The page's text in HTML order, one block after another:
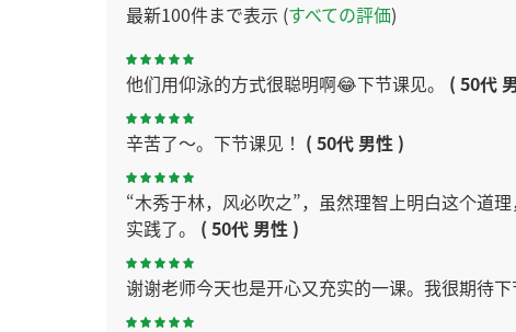
最新100件まで表示 (すべての評価)
他们用仰泳的方式很聪明啊😂下节课见。 ( 50代
辛苦了～。下节课见！ ( 50代 男性 )
“木秀于林，风必吹之”，虽然理智上明白这个道
实践了。 ( 50代 男性 )
谢谢老师今天也是开心又充实的一课。我很期待下